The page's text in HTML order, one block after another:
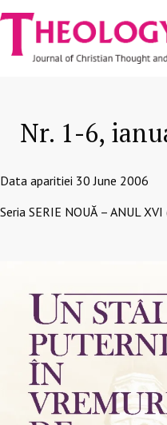
Skip to main content
Navigare
principală
Nr. 1-6,
Data aparitiei 30 June 2006
Seria SERIE NOUĂ – ANUL XVI